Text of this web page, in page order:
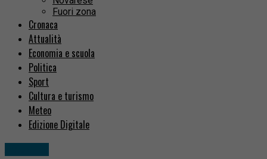
Fuori zona
Cronaca
Attualità
Economia e scuola
Politica
Sport
Cultura e turismo
Meteo
Edizione Digitale